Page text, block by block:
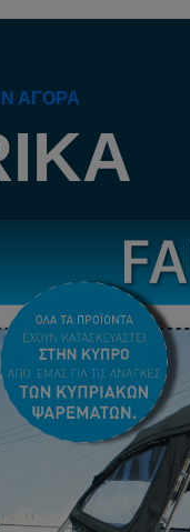
ΑΓΟΡΆ